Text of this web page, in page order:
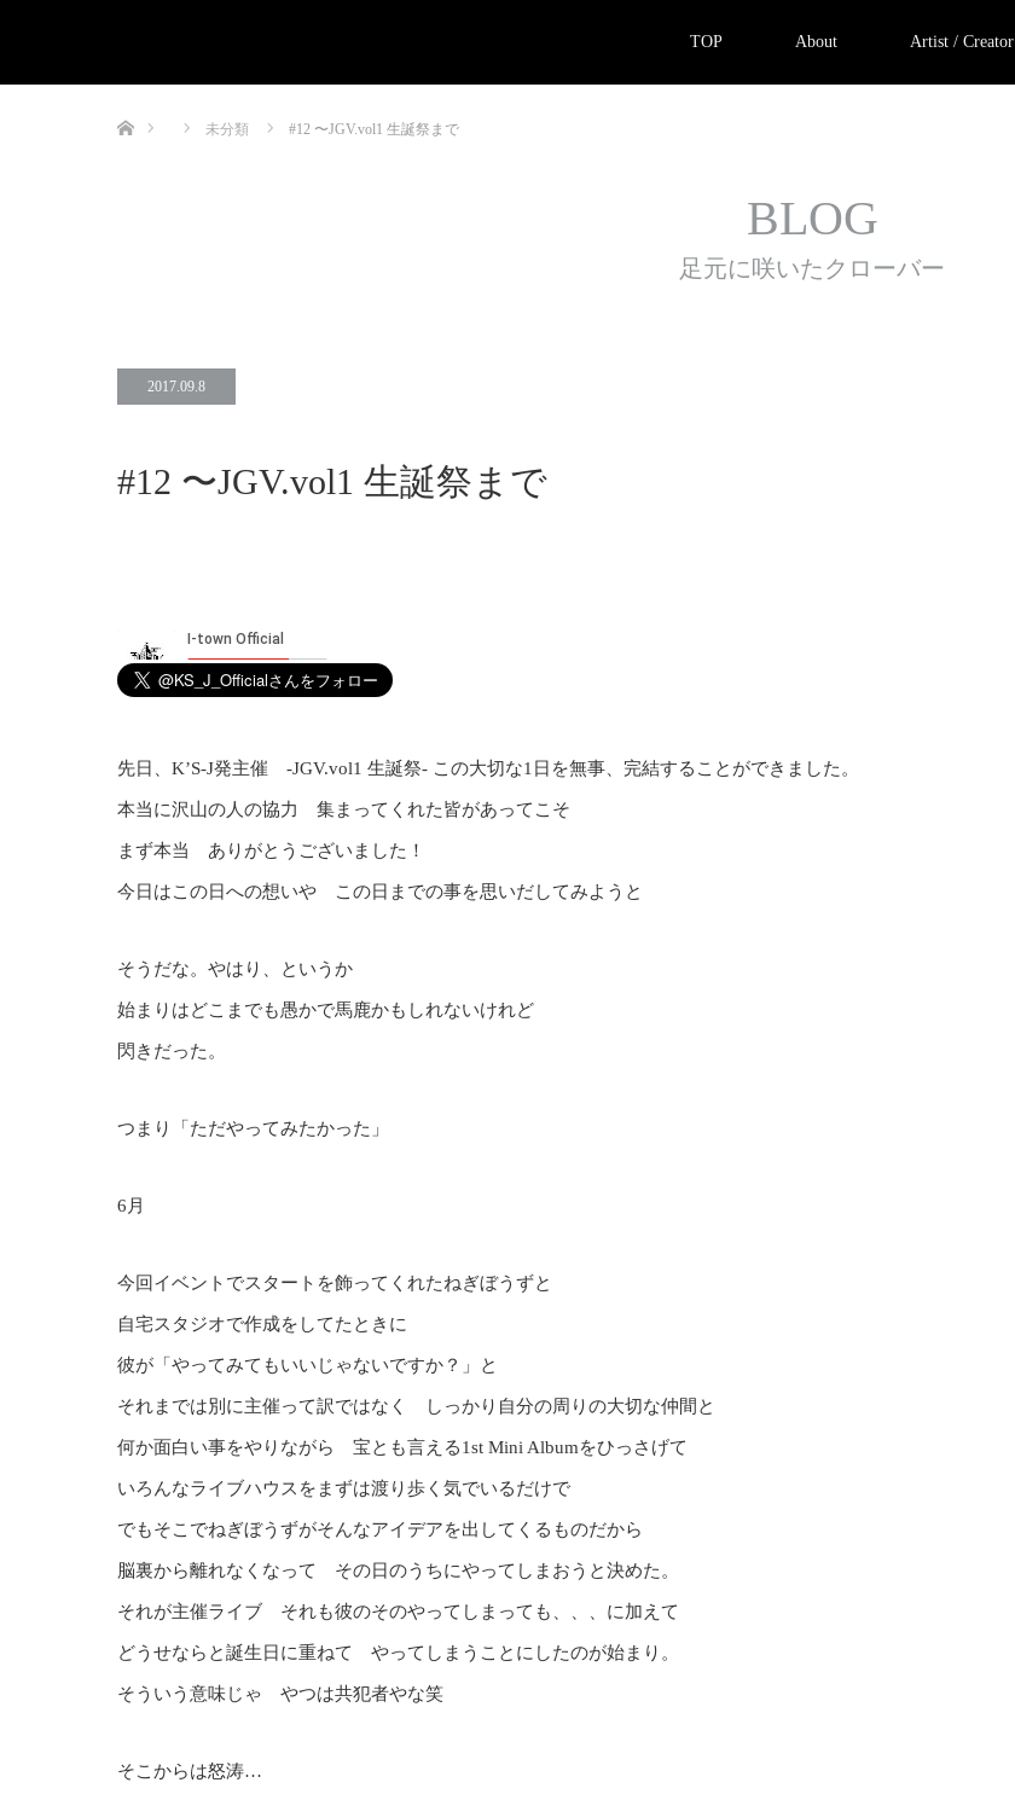
TOP About Artist / Creator
未分類 #12 〜JGV.vol1 生誕祭まで
BLOG
足元に咲いたクローバー
2017.09.8
#12 〜JGV.vol1 生誕祭まで
先日、K’S-J発主催 -JGV.vol1 生誕祭- この大切な1日を無事、完結することができました。
本当に沢山の人の協力 集まってくれた皆があってこそ
まず本当 ありがとうございました！
今日はこの日への想いや この日までの事を思いだしてみようと
そうだな。やはり、というか
始まりはどこまでも愚かで馬鹿かもしれないけれど
閃きだった。
つまり「ただやってみたかった」
6月
今回イベントでスタートを飾ってくれたねぎぼうずと
自宅スタジオで作成をしてたときに
彼が「やってみてもいいじゃないですか？」と
それまでは別に主催って訳ではなく しっかり自分の周りの大切な仲間と
何か面白い事をやりながら 宝とも言える1st Mini Albumをひっさげて
いろんなライブハウスをまずは渡り歩く気でいるだけで
でもそこでねぎぼうずがそんなアイデアを出してくるものだから
脳裏から離れなくなって その日のうちにやってしまおうと決めた。
それが主催ライブ それも彼のそのやってしまっても、、、に加えて
どうせならと誕生日に重ねて やってしまうことにしたのが始まり。
そういう意味じゃ やつは共犯者やな笑
そこからは怒涛…